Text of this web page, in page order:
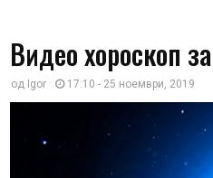
Видео хороскоп
од Igor 17:10 - 25 ноември, 2019